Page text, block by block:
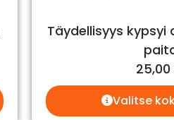
Täydellisyys kypsyi
25,00
Valitse